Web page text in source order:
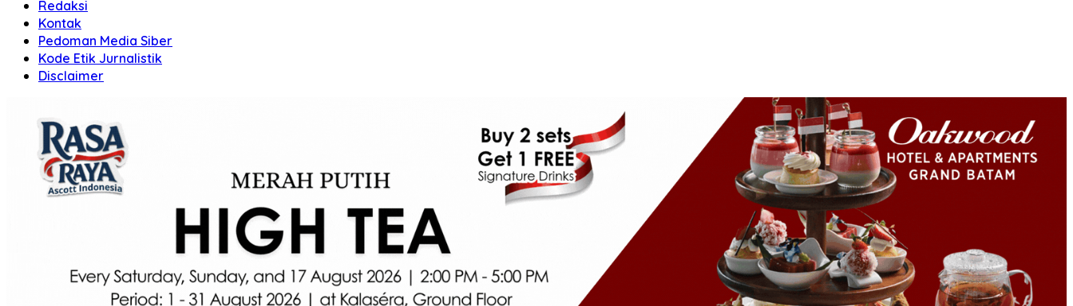
Redaksi
Kontak
Pedoman Media Siber
Kode Etik Jurnalistik
Disclaimer